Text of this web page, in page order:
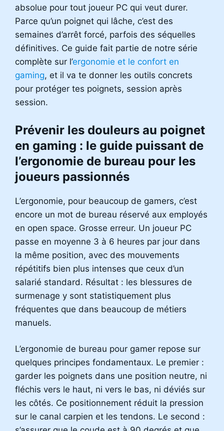
absolue pour tout joueur PC qui veut durer.
Parce qu’un poignet qui lâche, c’est des
semaines d’arrêt forcé, parfois des séquelles
définitives. Ce guide fait partie de notre série
complète sur l’ergonomie et le confort en
gaming, et il va te donner les outils concrets
pour protéger tes poignets, session après
session.
Prévenir les douleurs au poignet
en gaming : le guide puissant de
l’ergonomie de bureau pour les
joueurs passionnés
L’ergonomie, pour beaucoup de gamers, c’est
encore un mot de bureau réservé aux employés
en open space. Grosse erreur. Un joueur PC
passe en moyenne 3 à 6 heures par jour dans
la même position, avec des mouvements
répétitifs bien plus intenses que ceux d’un
salarié standard. Résultat : les blessures de
surmenage y sont statistiquement plus
fréquentes que dans beaucoup de métiers
manuels.
L’ergonomie de bureau pour gamer repose sur
quelques principes fondamentaux. Le premier :
garder les poignets dans une position neutre, ni
fléchis vers le haut, ni vers le bas, ni déviés sur
les côtés. Ce positionnement réduit la pression
sur le canal carpien et les tendons. Le second :